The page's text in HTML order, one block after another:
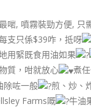
啱, 噴霧裝勁方便, 只
支只係$39咋，抵呀
用緊既食用油如果
質，咁就放心
煮
除咗一般
煎、炒、
Farms嘅
牛油